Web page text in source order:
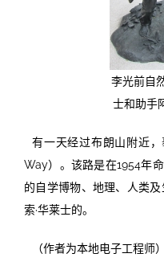
李光前自
士和助手
有一天经过布朗山附近
Way）。该路是在1954年
的自学博物、地理、人类
索·华莱士的。
（作者为本地电子工程师）